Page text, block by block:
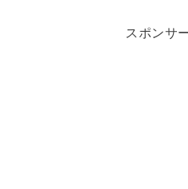
スポンサ